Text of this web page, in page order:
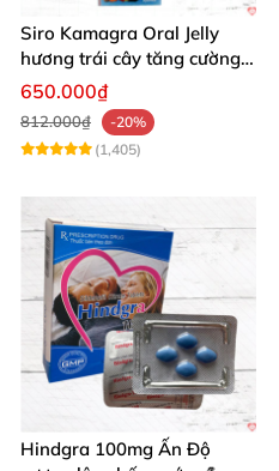
Siro Kamagra Oral Jelly
hương trái cây tăng cường
sinh lý nam sâu
650.000₫
812.000₫
-20%
(1,405)
Hindgra 100mg Ấn Độ